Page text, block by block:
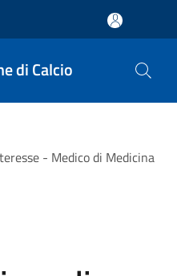
di Calcio
- Medico di Medicina